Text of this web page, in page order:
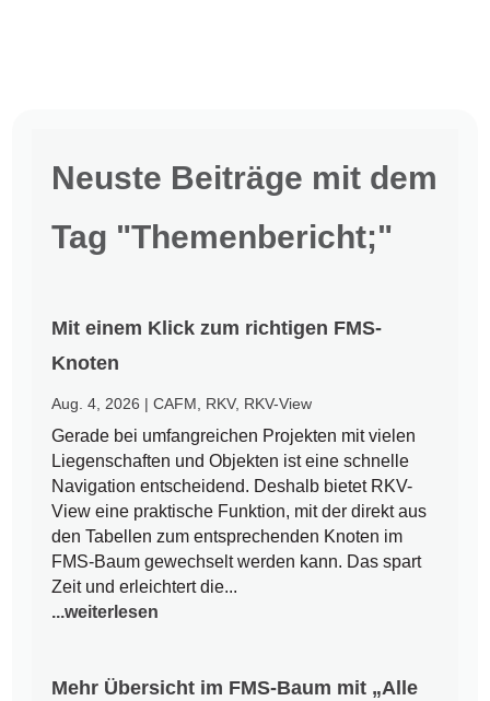
Neuste Beiträge mit dem
Tag "Themenbericht;"
Mit einem Klick zum richtigen FMS-
Knoten
Aug. 4, 2026 |CAFM RKV, RKV-View
Gerade bei umfangreichen Projekten mit vielen
Liegenschaften und Objekten ist eine schnelle
Navigation entscheidend. Deshalb bietet RKV-
View eine praktische Funktion, mit der direkt aus
den Tabellen zum entsprechenden Knoten im
FMS-Baum gewechselt werden kann. Das spart
Zeit und erleichtert die...
...weiterlesen
Mehr Übersicht im FMS-Baum mit „Alle